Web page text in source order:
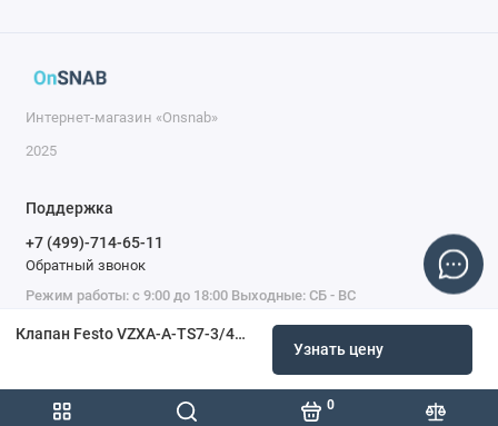
0
Клапан Festo VZXA-A-TS7-3/4-M2-V14T-16-K-75-20-PR-V4 8060521
Узнать цену
Интернет-магазин «Onsnab»
2025
Поддержка
+7 (499)-714-65-11
Обратный звонок
Режим работы: с 9:00 до 18:00 Выходные: СБ - ВС